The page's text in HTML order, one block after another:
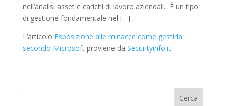
nell’analisi asset e carichi di lavoro aziendali. È un tipo
di gestione fondamentale nel […]
L’articolo Esposizione alle minacce come gestirla
secondo Microsoftproviene da Securityinfo.it.
Cerca